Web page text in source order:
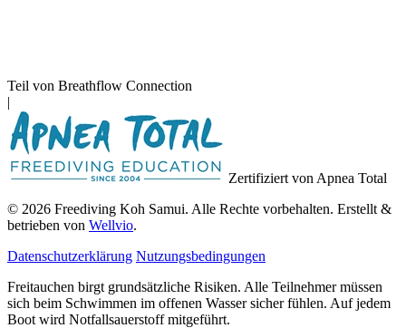
Teil von Breathflow Connection
|
Zertifiziert von Apnea Total
© 2026 Freediving Koh Samui. Alle Rechte vorbehalten. Erstellt &
betrieben von Wellvio.
Datenschutzerklärung Nutzungsbedingungen
Freitauchen birgt grundsätzliche Risiken. Alle Teilnehmer müssen
sich beim Schwimmen im offenen Wasser sicher fühlen. Auf jedem
Boot wird Notfallsauerstoff mitgeführt.